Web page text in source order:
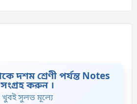
দশম শ্রেণী পর্যন্ত Notes
সংগ্রহ করুন ।
খুবই সুলভ মূল্যে